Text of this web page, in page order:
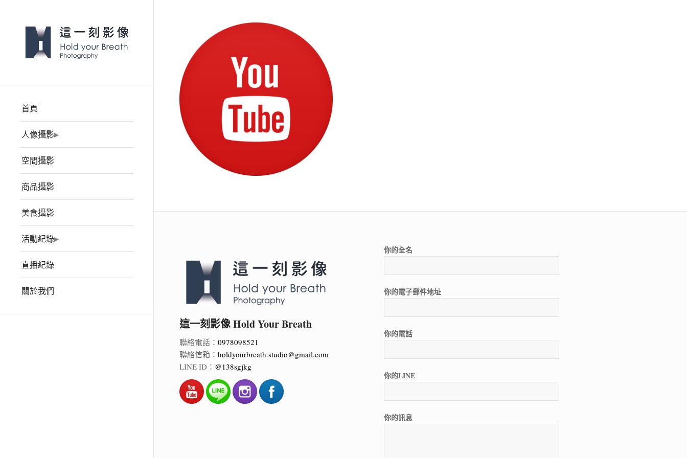
首頁
人像攝影
空間攝影
商品攝影
美食攝影
活動紀錄
直播紀錄
關於我們
這一刻影像 Hold Your Breath
聯絡電話： 0978098521
聯絡信箱： holdyourbreath.studio@gmail.com
LINE ID： @138sgjkg
你的全名
你的電子郵件地址
你的電話
你的LINE
你的訊息